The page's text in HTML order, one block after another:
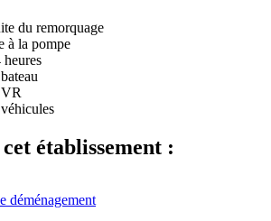
du remorquage
à la pompe
établissement :
déménagement